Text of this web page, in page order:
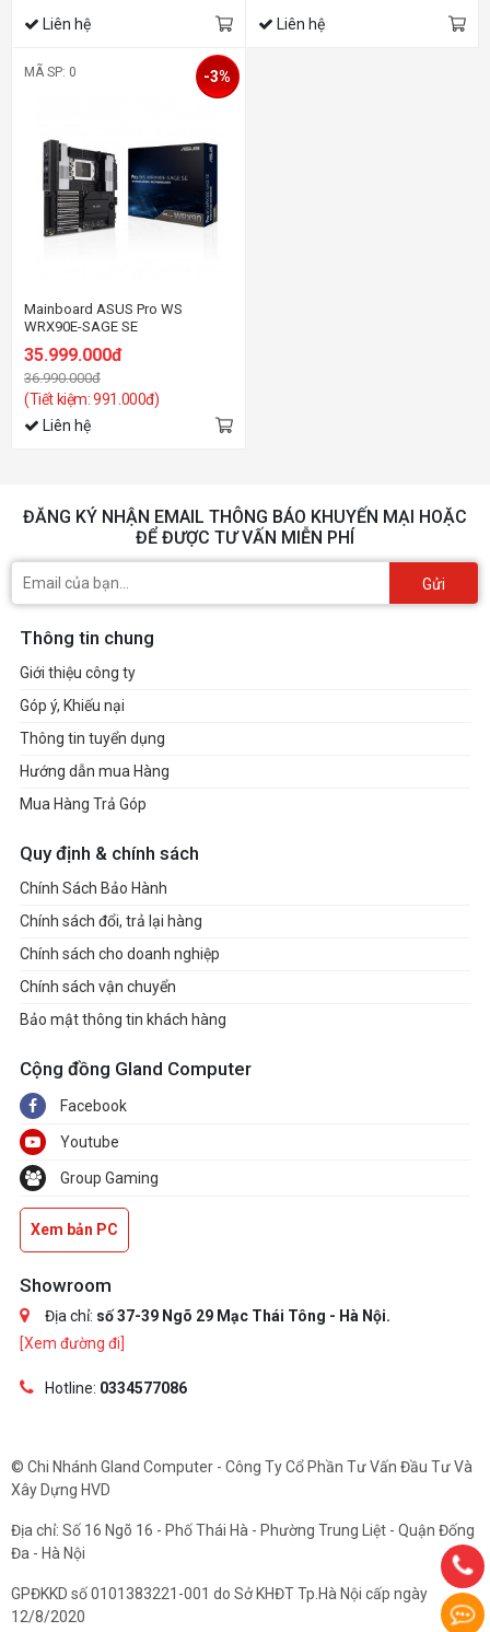
Liên hệ Liên hệ
MÃ SP: 0
Mainboard ASUS Pro WS
WRX90E-SAGE SE
35.999.000đ
36.990.000đ
(Tiết kiệm: 991.000đ)
-3%
Liên hệ
ĐĂNG KÝ NHẬN EMAIL THÔNG BÁO KHUYẾN MẠI HOẶC
ĐỂ ĐƯỢC TƯ VẤN MIỄN PHÍ
Gửi
Thông tin chung
Giới thiệu công ty
Góp ý, Khiếu nại
Thông tin tuyển dụng
Hướng dẫn mua Hàng
Mua Hàng Trả Góp
Quy định & chính sách
Chính Sách Bảo Hành
Chính sách đổi, trả lại hàng
Chính sách cho doanh nghiệp
Chính sách vận chuyển
Bảo mật thông tin khách hàng
Cộng đồng Gland Computer
Facebook
Youtube
Group Gaming
Xem bản PC
Showroom
Địa chỉ: số 37-39 Ngõ 29 Mạc Thái Tông - Hà Nội.
[Xem đường đi]
Hotline: 0334577086
© Chi Nhánh Gland Computer - Công Ty Cổ Phần Tư Vấn Đầu Tư Và
Xây Dựng HVD
Địa chỉ: Số 16 Ngõ 16 - Phố Thái Hà - Phường Trung Liệt - Quận Đống
Đa - Hà Nội
GPĐKKD số 0101383221-001 do Sở KHĐT Tp.Hà Nội cấp ngày
12/8/2020